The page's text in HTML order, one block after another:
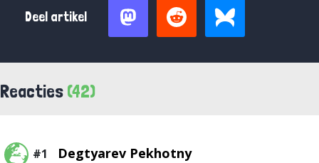
Deel artikel
Reacties (42)
#1 Degtyarev Pekhotny